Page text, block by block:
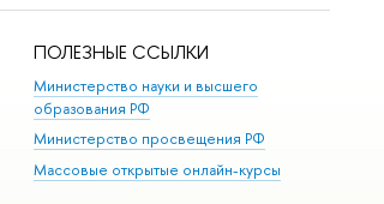
ПОЛЕЗНЫЕ ССЫЛКИ
Министерство науки и высшего
образования РФ
Министерство просвещения РФ
Массовые открытые онлайн-курсы